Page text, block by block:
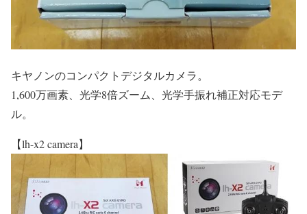
キヤノンのコンパクトデジタルカメラ。
1,600万画素、光学8倍ズーム、光学手振れ補正対応モデ
ル。
【lh-x2 camera】